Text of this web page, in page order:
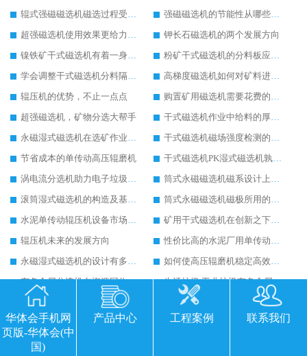
辊式强磁磁选机磁选过程受哪三点关键因素的影响
强磁磁选机的节能性从哪些方面实现
超强磁选机使用效果更给力操作更简单
钾长石磁选机的两个发展方向
镍铁矿干式磁选机有着一身过硬的本事
粉矿干式磁选机的分料板应该这样安装
学会调整干式磁选机分料隔板对保证干选效果意义重大
高梯度磁选机如何对矿料进行有效的分选
辊压机的优势，不止一点点
购置矿用磁选机需要花费的成本高不高
超强磁选机，矿物分选大帮手
干式磁选机作业中给料的厚度如何控制到位
永磁湿式磁选机在选矿作业中能胜任哪些工作
干式磁选机磁场强度检测的四个关键点说明
节省成本的单传动高压辊磨机
干式磁选机PK湿式磁选机孰强孰弱
涡电流分选机助力电子垃圾回收
筒式永磁磁选机磁系设计上有哪些特别之处
滚筒湿式磁选机的构造及基本选矿流程详解
筒式永磁磁选机磁极所用的材料及性能要求
水泥单传动辊压机设备市场地位与日俱增
矿用干式磁选机在创新之下提升实力
辊压机未来的发展方向
性价比高的水泥厂用单传动辊压机
永磁湿式磁选机的设计有多出彩
如何使高压辊磨机稳定高效率工作
有色金属分选机在资源回收行业应用广泛
生活垃圾,工业垃圾有色金属分选机设备
高压辊磨机如何实现节能降耗生产
浆料除铁器哪家好
干粉除铁器引领环保除铁新趋势
浆料磁选机发展新方向
华体会手机网
页版-华体会(中
国)
产品中心 工程案例 联系我们